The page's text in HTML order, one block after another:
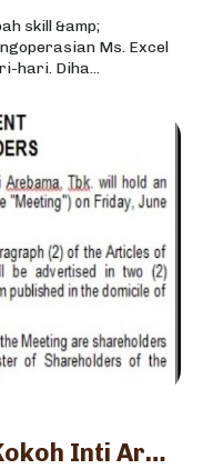
skill &amp;
Ms. Excel
hari. Diha...
RUPS Invitation of PT Kokoh Inti Arebama, Tbk